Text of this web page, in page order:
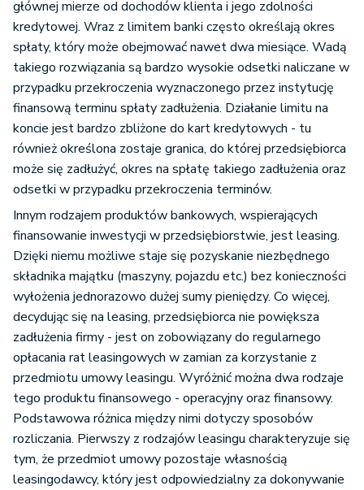
głównej mierze od dochodów klienta i jego zdolności
kredytowej. Wraz z limitem banki często określają okres
spłaty, który może obejmować nawet dwa miesiące. Wadą
takiego rozwiązania są bardzo wysokie odsetki naliczane w
przypadku przekroczenia wyznaczonego przez instytucję
finansową terminu spłaty zadłużenia. Działanie limitu na
koncie jest bardzo zbliżone do kart kredytowych - tu
również określona zostaje granica, do której przedsiębiorca
może się zadłużyć, okres na spłatę takiego zadłużenia oraz
odsetki w przypadku przekroczenia terminów.
Innym rodzajem produktów bankowych, wspierających
finansowanie inwestycji w przedsiębiorstwie, jest leasing.
Dzięki niemu możliwe staje się pozyskanie niezbędnego
składnika majątku (maszyny, pojazdu etc.) bez konieczności
wyłożenia jednorazowo dużej sumy pieniędzy. Co więcej,
decydując się na leasing, przedsiębiorca nie powiększa
zadłużenia firmy - jest on zobowiązany do regularnego
opłacania rat leasingowych w zamian za korzystanie z
przedmiotu umowy leasingu. Wyróżnić można dwa rodzaje
tego produktu finansowego - operacyjny oraz finansowy.
Podstawowa różnica między nimi dotyczy sposobów
rozliczania. Pierwszy z rodzajów leasingu charakteryzuje się
tym, że przedmiot umowy pozostaje własnością
leasingodawcy, który jest odpowiedzialny za dokonywanie